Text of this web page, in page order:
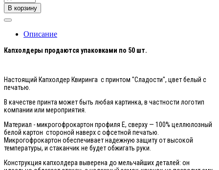
В корзину
Описание
Капхолдеры продаются упаковками по 50 шт.
Настоящий Капхолдер Квиринга с принтом "Сладости", цвет белый с
печатью.
В качестве принта может быть любая картинка, в частности логотип
компании или мероприятия.
Материал - микрогофрокартон профиля Е, сверху — 100% целлюлозный
белой картон стороной наверх с офсетной печатью.
Микрогофрокартон обеспечивает надежную защиту от высокой
температуры, и стаканчик не будет обжигать руки.
Конструкция капхолдера выверена до мельчайших деталей: он